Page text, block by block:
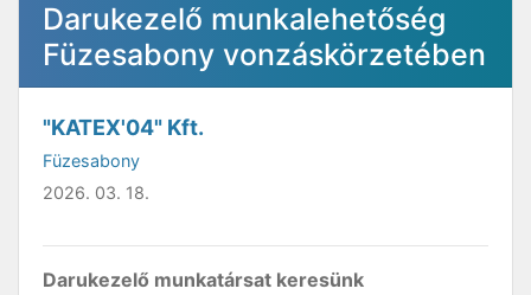
Darukezelő munkalehetőség
Füzesabony vonzáskörzetében
"KATEX'04" Kft.
Füzesabony
2026. 03. 18.
Darukezelő munkatársat keresünk